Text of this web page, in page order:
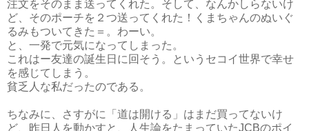
注文をそのまま送ってくれた。そして、なんかしらないけ
ど、そのポーチを２つ送ってくれた！くまちゃんのぬいぐ
るみもついてきた＝。わーい。
と、一発で元気になってしまった。
これはー友達の誕生日に回そう。というセコイ世界で幸せ
を感じてしまう。
貧乏人な私だったのである。
ちなみに、さすがに「道は開ける」はまだ買ってないけ
ど、昨日人を動かすと、人生論をたまっていたJCBのポイ